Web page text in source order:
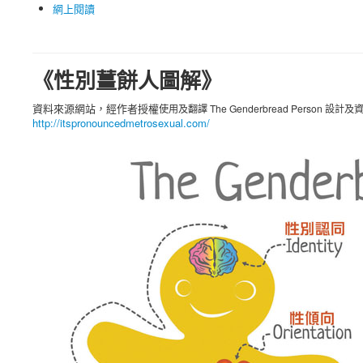
網上閱讀
《性別薑餅人圖解》
資料來源網站，經作者授權使用及翻譯 The Genderbread Person 設計及
http://itspronouncedmetrosexual.com/